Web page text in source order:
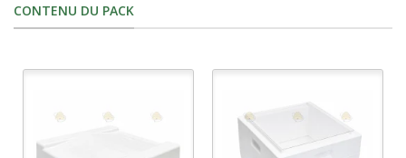
CONTENU DU PACK